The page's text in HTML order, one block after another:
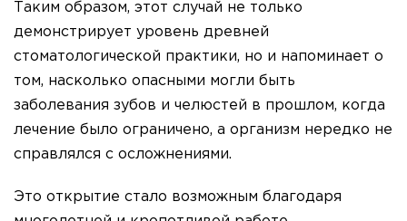
Таким образом, этот случай не только
демонстрирует уровень древней
стоматологической практики, но и напоминает о
том, насколько опасными могли быть
заболевания зубов и челюстей в прошлом, когда
лечение было ограничено, а организм нередко не
справлялся с осложнениями.
Это открытие стало возможным благодаря